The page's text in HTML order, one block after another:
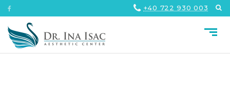
+40 722 930 003